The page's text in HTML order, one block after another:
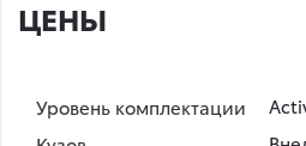
ЦЕНЫ